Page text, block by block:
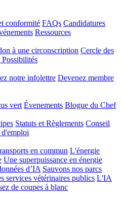
conformité FAQs Candidatures
Ressources
à une circonscription Cercle des
Possibilités
notre infolettre Devenez membre
vert Évenements Blogue du Chef
Statuts et Règlements Conseil
en commun L'énergie
Une superpuissance en énergie
d’IA Sauvons nos parcs
services vétérinaires publics L'IA
de coupes à blanc